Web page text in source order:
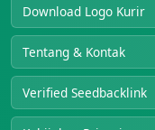
Download Logo Kurir
Tentang & Kontak
Verified Seedbacklink